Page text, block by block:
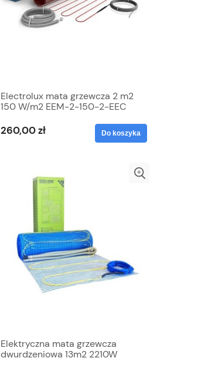
Electrolux mata grzewcza 2 m2
150 W/m2 EEM-2-150-2-EEC
260,00 zł Do koszyka
Elektryczna mata grzewcza
dwurdzeniowa 13m2 2210W